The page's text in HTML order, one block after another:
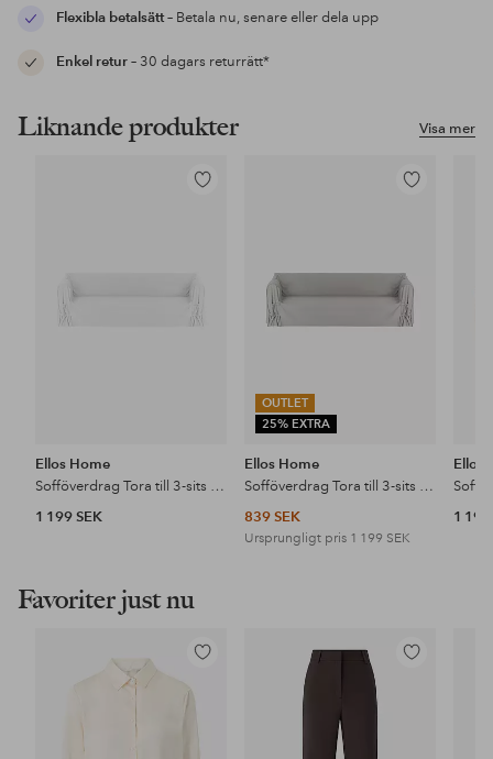
Flexibla betalsätt– Betala nu, senare eller dela upp
Enkel retur– 30 dagars returrätt*
Visa mer
Liknande produkter
Lägg
Ellos Home
Sofföverdrag Tora till 3-sits soffa
1 199 SEK
OUTLET
25% EXTRA
Lägg
Ellos Home
Sofföverdrag Tora till 3-sits soffa
839 SEK
Ursprungligt pris 1 199 SEK
Ellos
1 199
Favoriter just nu
Lägg
i
Lägg